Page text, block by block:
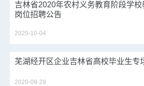
吉林省2020年农村义务教育阶段学
岗位招聘公告
2020-10-04
芜湖经开区企业吉林省高校毕业生专
2020-09-29